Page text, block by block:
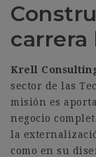
carrera
Krell
sector de las
misión es
negocio
la
como en su